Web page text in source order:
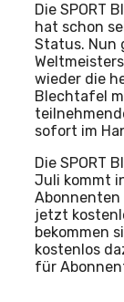
Die SPORT
hat schon
Status. Nun
wieder die
Blechtafel
sofort im
Die SPORT
Juli kommt
Abonnenten
jetzt
bekommen
kostenlos
für